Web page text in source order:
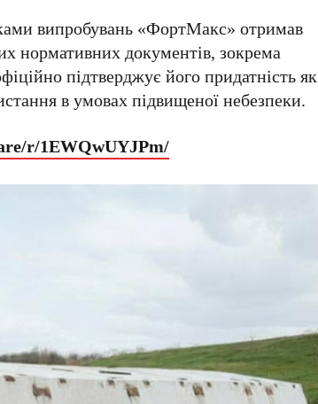
випробувань «ФортМакс» отримав
нормативних документів, зокрема
підтверджує його придатність як
в умовах підвищеної небезпеки.
r/1EWQwUYJPm/